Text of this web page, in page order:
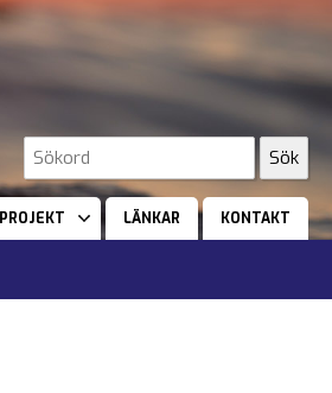
PROJEKT LÄNKAR KONTAKT